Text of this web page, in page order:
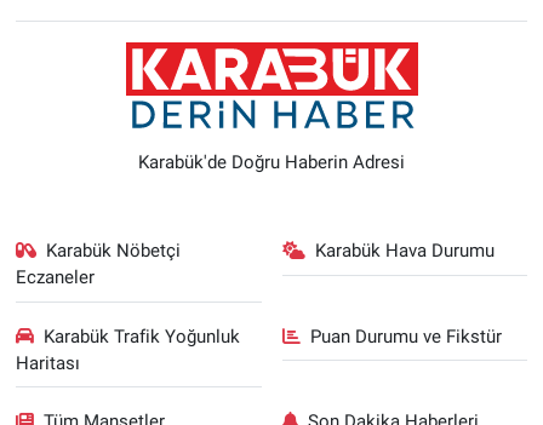
Karabük'de Doğru Haberin Adresi
Karabük Nöbetçi
Eczaneler
Karabük Hava Durumu
Karabük Trafik Yoğunluk
Haritası
Puan Durumu ve Fikstür